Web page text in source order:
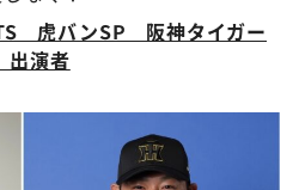
虎バンSP 阪神タイガー
出演者